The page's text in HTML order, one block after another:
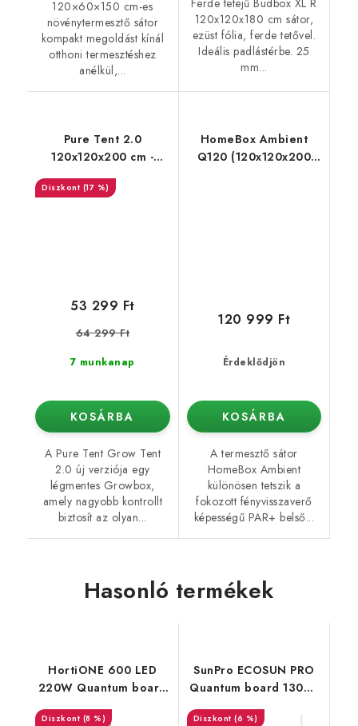
120×60×150 cm-es
növénytermesztő sátor
kompakt megoldást kínál
otthoni termesztéshez
anélkül,...
120x120x180 cm sátor,
ezüst fólia, ferde tetővel.
Ideális padlástérbe. 25
mm...
Pure Tent 2.0
120x120x200 cm -
(17 %)
7 munkanap
53 299 Ft
64 299 Ft
KOSÁRBA
A Pure Tent Grow Tent
2.0 új verziója egy
légmentes Growbox,
amely nagyobb kontrollt
biztosít az olyan...
HomeBox Ambient
Q120 (120x120x200
Érdeklődjön
120 999 Ft
KOSÁRBA
A termesztő sátor
HomeBox Ambient
különösen tetszik a
fokozott fényvisszaverő
képességű PAR+ belső...
Hasonló termékek
HortiONE 600 LED
220W Quantum board
2.9
(8 %)
SunPro ECOSUN PRO
Quantum board 130W,
2,65 umol
(6 %)